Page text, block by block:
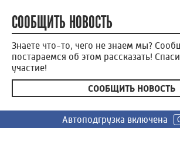
СООБЩИТЬ НОВОСТЬ
Знаете что-то, чего не знаем мы?
постараемся об этом рассказать!
участие!
СООБЩИТЬ НОВОСТЬ
Автоподгрузка включена
Автоподгрузка включена
Автоподгрузка включена